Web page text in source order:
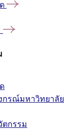
กรณ์มหาวิทยาลัย
ตกรรม